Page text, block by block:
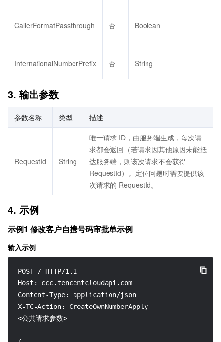
CallerFormatPassthrough 否 Boolean
InternationalNumberPrefix 否 String
3. 输出参数
参数名称 类型 描述
RequestId String
唯一请求 ID，由服务端生成，每次请
求都会返回（若请求因其他原因未能抵
达服务端，则该次请求不会获得
RequestId）。定位问题时需要提供该
次请求的 RequestId。
4. 示例
示例1 修改客户自携号码审批单示例
输入示例
POST / HTTP/1.1
Host: ccc.tencentcloudapi.com
Content-Type: application/json
X-TC-Action: CreateOwnNumberApply
<公共请求参数>